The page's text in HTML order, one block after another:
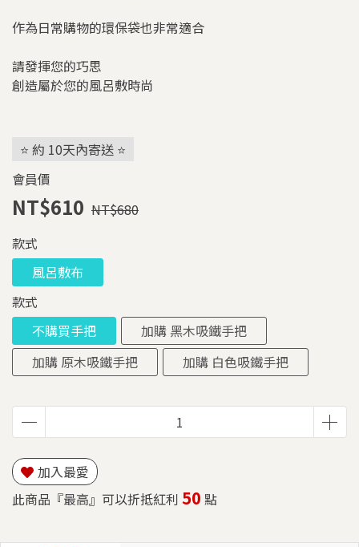
作為日常購物的環保袋也非常適合
請發揮您的巧思
創造屬於您的風呂敷時尚
⭐ 約 10天內寄送 ⭐
會員價
NT$610 NT$680
款式
風呂敷布
款式
不購買手把
加購 黑木吸鐵手把
加購 原木吸鐵手把
加購 白色吸鐵手把
加入最愛
此商品『最高』可以折抵紅利 50 點